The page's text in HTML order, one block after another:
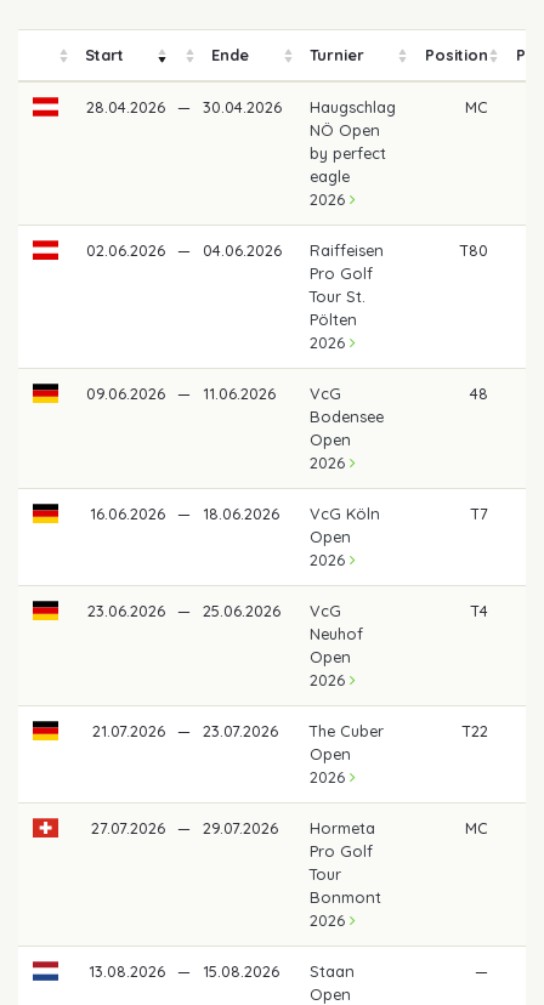
Start Ende Turnier Position
28.04.2026 — 30.04.2026
Haugschlag
NÖ Open
by perfect
eagle
2026
MC
02.06.2026 — 04.06.2026
Raiffeisen
Pro Golf
Tour St.
Pölten
2026
T80
09.06.2026 — 11.06.2026
VcG
Bodensee
Open
2026
48
16.06.2026 — 18.06.2026
VcG Köln
Open
2026
T7
23.06.2026 — 25.06.2026
VcG
Neuhof
Open
2026
T4
21.07.2026 — 23.07.2026
The Cuber
Open
2026
T22
27.07.2026 — 29.07.2026
Hormeta
Pro Golf
Tour
Bonmont
2026
MC
13.08.2026 — 15.08.2026
Staan
Open
—